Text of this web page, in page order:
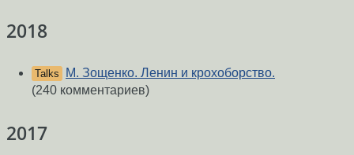
2018
Talks
М. Зощенко. Ленин и крохоборство.
(240 комментариев)
2017